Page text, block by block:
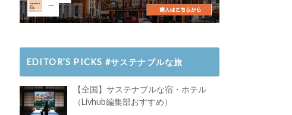
EDITOR’S PICKS #サステナブルな旅
【全国】サステナブルな宿・ホテル
（Livhub編集部おすすめ）